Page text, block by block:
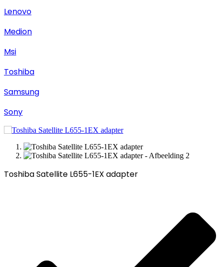
Lenovo
Medion
Msi
Toshiba
Samsung
Sony
Toshiba Satellite L655-1EX adapter